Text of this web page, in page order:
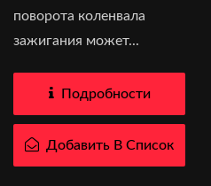
поворота коленвала
зажигания может...
Подробности
Добавить В Список